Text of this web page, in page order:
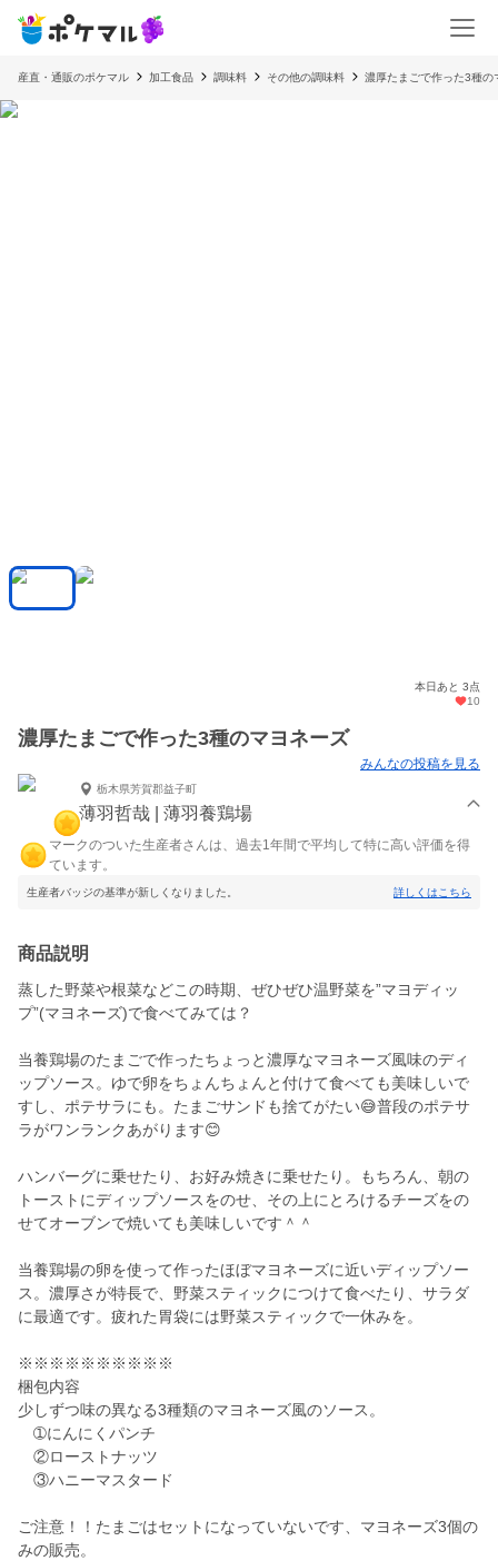
産直・通販のポケマル 加工食品 調味料 その他の調味料 濃厚たまごで作った3種の
本日あと 3点
10
濃厚たまごで作った3種のマヨネーズ
みんなの投稿を見る
栃木県芳賀郡益子町
薄羽哲哉 | 薄羽養鶏場
マークのついた生産者さんは、過去1年間で平均して特に高い評価を得
ています。
生産者バッジの基準が新しくなりました。 詳しくはこちら
商品説明
蒸した野菜や根菜などこの時期、ぜひぜひ温野菜を”マヨディッ
プ”(マヨネーズ)で食べてみては？
当養鶏場のたまごで作ったちょっと濃厚なマヨネーズ風味のディ
ップソース。ゆで卵をちょんちょんと付けて食べても美味しいで
すし、ポテサラにも。たまごサンドも捨てがたい😅普段のポテサ
ラがワンランクあがります😊
ハンバーグに乗せたり、お好み焼きに乗せたり。もちろん、朝の
トーストにディップソースをのせ、その上にとろけるチーズをの
せてオーブンで焼いても美味しいです＾＾
当養鶏場の卵を使って作ったほぼマヨネーズに近いディップソー
ス。濃厚さが特長で、野菜スティックにつけて食べたり、サラダ
に最適です。疲れた胃袋には野菜スティックで一休みを。
※※※※※※※※※※
梱包内容
少しずつ味の異なる3種類のマヨネーズ風のソース。
➀にんにくパンチ
②ローストナッツ
③ハニーマスタード
ご注意！！たまごはセットになっていないです、マヨネーズ3個の
みの販売。